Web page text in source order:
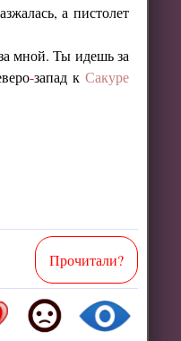
а пистолет
мной. Ты идешь за
-запад кСакуре
Прочитали?